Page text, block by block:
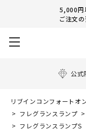
5,000円
ご注文
公式
リブインコンフォートオ
フレグランスランプ
フレグランスランプ